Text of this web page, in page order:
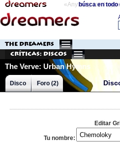
«Anything can
búsca en
THE DREAMERS
Críticas: Discos
The Verve: Urban Hymns
Disco Foro (2)
Editar
Tu nombre: